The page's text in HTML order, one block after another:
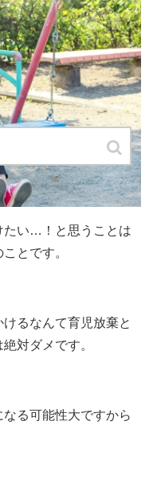
たい…！と思うことは
とです。
るなんて育児放棄と
対ダメです。
る可能性大ですから